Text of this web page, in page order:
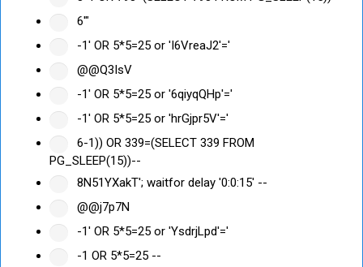
6'"
-1' OR 5*5=25 or 'I6VreaJ2'='
@@Q3IsV
-1' OR 5*5=25 or '6qiyqQHp'='
-1' OR 5*5=25 or 'hrGjpr5V'='
6-1)) OR 339=(SELECT 339 FROM
PG_SLEEP(15))--
8N51YXakT'; waitfor delay '0:0:15' --
@@j7p7N
-1' OR 5*5=25 or 'YsdrjLpd'='
-1 OR 5*5=25 --